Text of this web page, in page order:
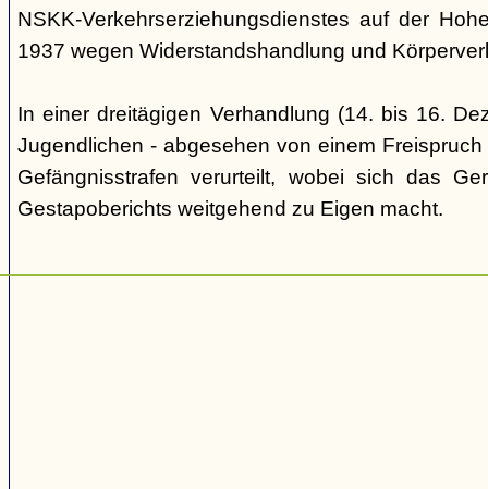
NSKK-Verkehrserziehungsdienstes auf der
1937 wegen Widerstandshandlung und
In einer dreitägigen Verhandlung (14. bis 16.
Jugendlichen - abgesehen von einem
Gefängnisstrafen verurteilt, wobei sich das
Gestapoberichts weitgehend zu Eigen macht.